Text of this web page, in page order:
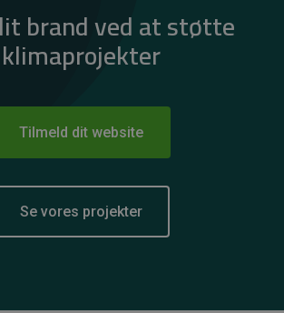
brand ved at støtte
klimaprojekter
Tilmeld dit website
Se vores projekter